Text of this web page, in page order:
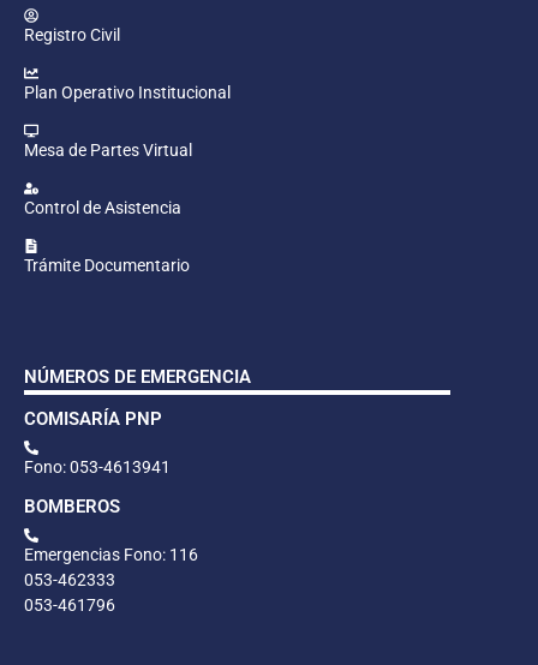
Registro Civil
Plan Operativo Institucional
Mesa de Partes Virtual
Control de Asistencia
Trámite Documentario
NÚMEROS DE EMERGENCIA
COMISARÍA PNP
Fono: 053-4613941
BOMBEROS
Emergencias Fono: 116
053-462333
053-461796